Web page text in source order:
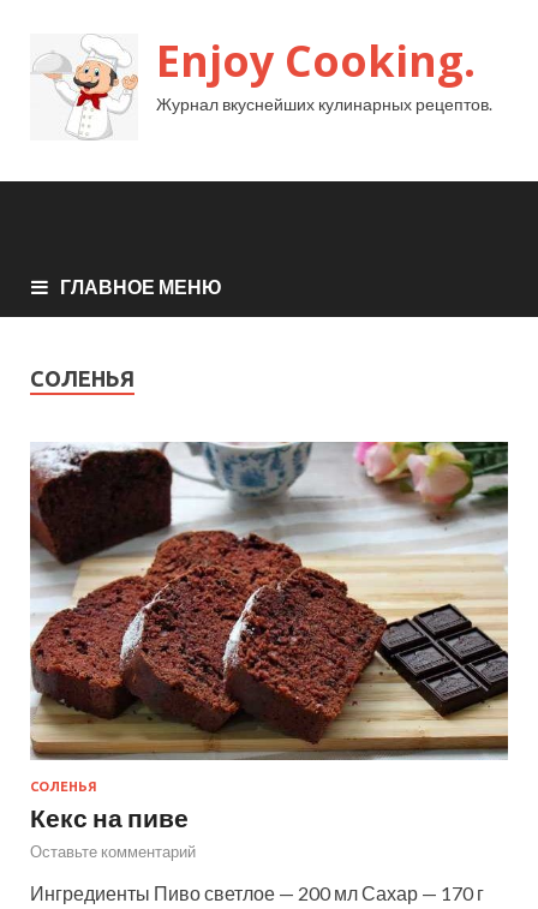
Enjoy Cooking.
Журнал вкуснейших кулинарных рецептов.
ГЛАВНОЕ МЕНЮ
СОЛЕНЬЯ
СОЛЕНЬЯ
Кекс на пиве
Оставьте комментарий
Ингредиенты Пиво светлое — 200 мл Сахар — 170 г